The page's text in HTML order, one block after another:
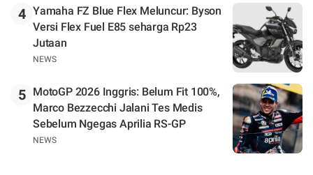
4 Yamaha FZ Blue Flex Meluncur: Byson
Versi Flex Fuel E85 seharga Rp23
Jutaan
NEWS
5
MotoGP 2026 Inggris: Belum Fit 100%,
Marco Bezzecchi Jalani Tes Medis
Sebelum Ngegas Aprilia RS-GP
NEWS